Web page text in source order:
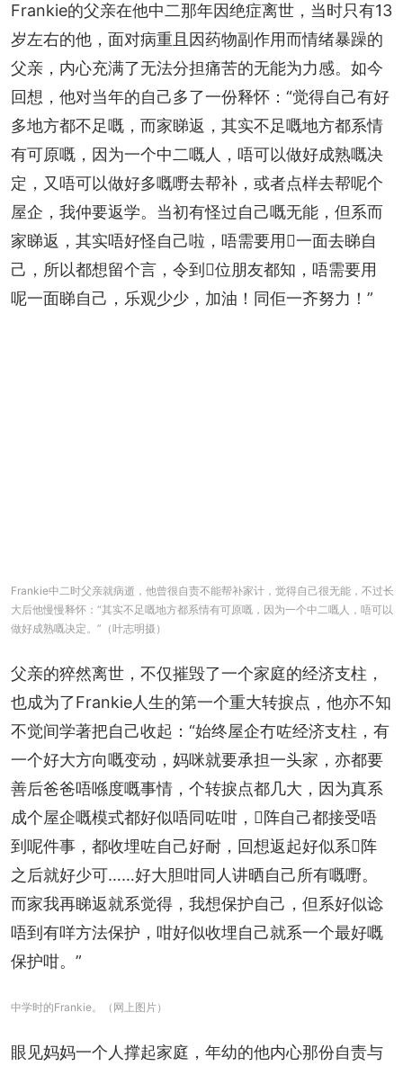
Frankie的父亲在他中二那年因绝症离世，当时只有13
岁左右的他，面对病重且因药物副作用而情绪暴躁的
父亲，内心充满了无法分担痛苦的无能为力感。如今
回想，他对当年的自己多了一份释怀：“觉得自己有好
多地方都不足嘅，而家睇返，其实不足嘅地方都系情
有可原嘅，因为一个中二嘅人，唔可以做好成熟嘅决
定，又唔可以做好多嘅嘢去帮补，或者点样去帮呢个
屋企，我仲要返学。当初有怪过自己嘅无能，但系而
家睇返，其实唔好怪自己啦，唔需要用𠮶一面去睇自
己，所以都想留个言，令到𠮶位朋友都知，唔需要用
呢一面睇自己，乐观少少，加油！同佢一齐努力！”
Frankie中二时父亲就病逝，他曾很自责不能帮补家计，觉得自己很无能，不过长
大后他慢慢释怀：“其实不足嘅地方都系情有可原嘅，因为一个中二嘅人，唔可以
做好成熟嘅决定。”（叶志明摄）
父亲的猝然离世，不仅摧毁了一个家庭的经济支柱，
也成为了Frankie人生的第一个重大转捩点，他亦不知
不觉间学著把自己收起：“始终屋企冇咗经济支柱，有
一个好大方向嘅变动，妈咪就要承担一头家，亦都要
善后爸爸唔喺度嘅事情，个转捩点都几大，因为真系
成个屋企嘅模式都好似唔同咗咁，𠮶阵自己都接受唔
到呢件事，都收埋咗自己好耐，回想返起好似系𠮶阵
之后就好少可……好大胆咁同人讲晒自己所有嘅嘢。
而家我再睇返就系觉得，我想保护自己，但系好似谂
唔到有咩方法保护，咁好似收埋自己就系一个最好嘅
保护咁。”
中学时的Frankie。（网上图片）
眼见妈妈一个人撑起家庭，年幼的他内心那份自责与